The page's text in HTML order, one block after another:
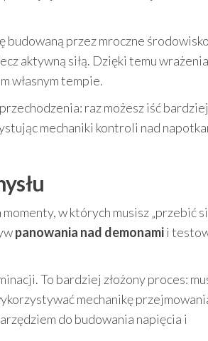
budowaną przez mroczne
aktywną siłą. Dzięki temu
własnym tempie.
raz możesz iść bardziej
mechaniki kontroli nad
w których musisz „przebić
panowania nad demonamii
To bardziej złożony proces:
mechanikę
do budowania napięcia i